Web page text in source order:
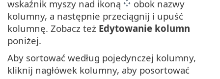
wskaźnik myszy nad ikoną
obok nazwy
kolumny, a następnie przeciągnij i upuść
kolumnę. Zobacz też Edytowanie kolumn
poniżej.
Aby sortować według pojedynczej kolumny,
kliknij nagłówek kolumny, aby posortować